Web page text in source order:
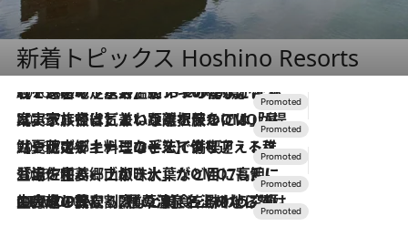
新着トピックス Hoshino Resorts
2026.8.7
【トンボの足水浴】ヒノキの香りに包まれて涼感マックス！約13℃の湧水かけ流しを避暑地「星野温泉 トンボの湯」で体験
2026.7.31
【ホテル帰省】という選択肢をOMOが提案。家族とほどよい距離を保つには「昼は実家、夜は気兼ねなくホテルで！」
2026.7.24
【夏限定ディナーコース】旬を迎える稚鮎や花ズッキーニなどをイタリア・トスカーナの郷土料理の手法で満喫！
2026.7.17
「土佐和ハーブかき氷」がOMO7高知に登場！生姜、山椒、大葉など目にも舌にも涼を呼ぶ郷土の味
2026.7.10
NEW OPEN！【界 草津】名湯の地に誕生。趣の異なる2種の温泉と上州ならではの会席・蕎麦割烹など美食を味わう究極の癒やし旅